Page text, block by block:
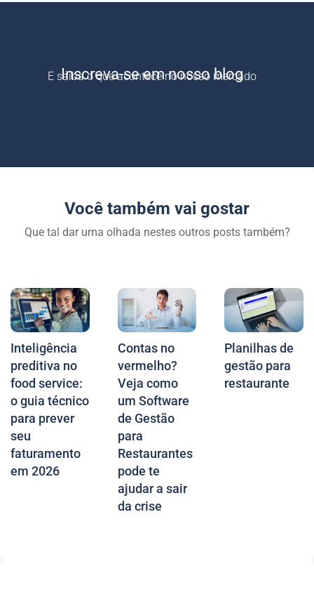
Inscreva-se em nosso blog
E saiba o que acontece no nosso mercado
Você também vai gostar
Que tal dar uma olhada nestes outros posts também?
Inteligência
preditiva no
food service:
o guia técnico
para prever
seu
faturamento
em 2026
Contas no
vermelho?
Veja como
um Software
de Gestão
para
Restaurantes
pode te
ajudar a sair
da crise
Planilhas de
gestão para
restaurante